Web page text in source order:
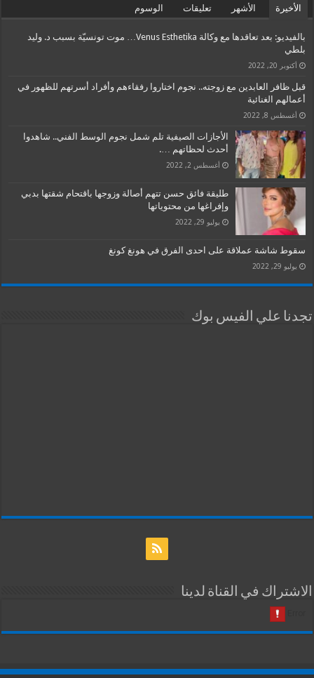
الأخيرة الأشهر تعليقات الوسوم
بالفيديو: بعد تعاقدها مع وكالة Venus Esthetika… موت تونسيّة بسبب د. وليد
بلطي
أكتوبر 20, 2022
قبل ظافر العابدين مع زوجته.. نجوم اختاروا رفقاءهم وأفراد أسرتهم للظهور في
أعمالهم الغنائية
أغسطس 8, 2022
الأجازات الصيفية تلم شمل نجوم الوسط الفني.. شاهدوا
أحدث لحظاتهم ….
أغسطس 2, 2022
طليقة فائق حسن تتهم أصالة وزوجها باقتحام شقتها بدبي
وإفراغها من محتوياتها
يوليو 29, 2022
سقوط شاشة عملاقة على احدى الفرق في هونغ كونغ
يوليو 29, 2022
تجدنا علي الفيس بوك
الاشتراك في القناة لدينا